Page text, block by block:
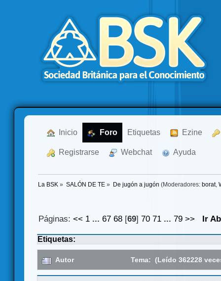
Inicio Foro Etiquetas Ezine
Registrarse Webchat Ayuda
La BSK » SALÓN DE TE » De jugón a jugón (Moderadores: borat,
Páginas:<< 1 ...67 68 [69]70 71 ...79 >> Ir
Etiquetas:
Autor Tema: (Leído 362228